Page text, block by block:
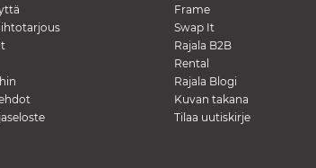
Frame
Swap It
Rajala B2B
Rental
Rajala Blogi
Kuvan takana
Tilaa uutiskirje